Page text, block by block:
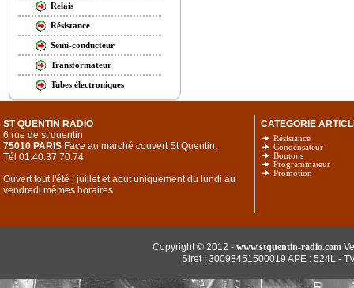
Relais
Résistance
Semi-conducteur
Transformateur
Tubes électroniques
ST QUENTIN RADIO
6 rue de st quentin
75010 PARIS Face au marché couvert St Quentin.
Tél 01.40.37.70.74
Ouvert tout l'été : juillet et aout uniquement du lundi au
vendredi mêmes horaires
CATEGORIE
Résistance
Condensateur
Boutons
Programmateur
Promotion
Copyright © 2012 - www.stquentin-radio.com
Siret : 30098451500019 APE : 524L -